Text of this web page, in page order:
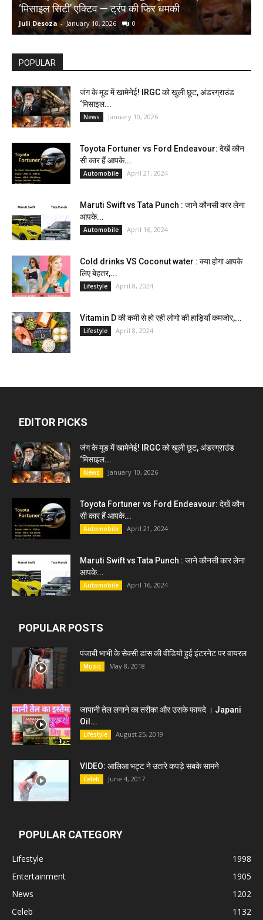
‘मिसाइल सिटी’ एक्टिव — ट्रंप की फिर धमकी
Juli Desoza - January 10, 2026 0
POPULAR
जंग के मूड में खामेनेई! IRGC को खुली छूट, अंडरग्राउंड
‘मिसाइल...
News January 10, 2026
Toyota Fortuner vs Ford Endeavour: देखें कौन
सी कार हैं आपके...
Automobile April 21, 2024
Maruti Swift vs Tata Punch : जाने कौनसी कार लेना
आपके...
Automobile April 16, 2024
Cold drinks VS Coconut water : क्या होगा आपके
लिए बेहतर,...
Lifestyle April 8, 2024
Vitamin D की कमी से हो रही लोगो की हाड़ियाँ कमजोर,...
Lifestyle April 8, 2024
EDITOR PICKS
जंग के मूड में खामेनेई! IRGC को खुली छूट, अंडरग्राउंड
‘मिसाइल...
News January 10, 2026
Toyota Fortuner vs Ford Endeavour: देखें कौन
सी कार हैं आपके...
Automobile April 21, 2024
Maruti Swift vs Tata Punch : जाने कौनसी कार लेना
आपके...
Automobile April 16, 2024
POPULAR POSTS
पंजाबी भाभी के सेक्सी डांस की वीडियो हुई इंटरनेट पर वायरल
Music May 8, 2018
जापानी तेल लगाने का तरीका और उसके फायदे । Japani
Oil...
Lifestyle August 25, 2019
VIDEO: आलिआ भट्ट ने उतारे कपड़े सबके सामने
Celeb June 4, 2017
POPULAR CATEGORY
Lifestyle
1998
Entertainment
1905
News
1202
Celeb
1132